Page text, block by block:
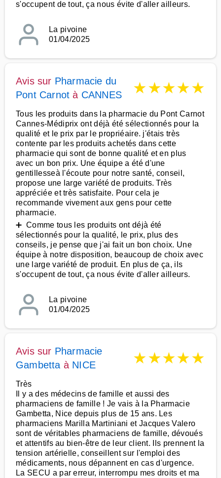
s'occupent de tout, ça nous évite d'aller ailleurs.
La pivoine
01/04/2025
Avis sur Pharmacie du
Pont Carnot à CANNES ★★★★★
Tous les produits dans la pharmacie du Pont Carnot
Cannes-Médiprix ont déjà été sélectionnés pour la
qualité et le prix par le propriéaire. j'étais très
contente par les produits achetés dans cette
pharmacie qui sont de bonne qualité et en plus
avec un bon prix. Une équipe a été d'une
gentillesseà l'écoute pour notre santé, conseil,
propose une large variété de produits. Très
appréciée et très satisfaite. Pour cela je
recommande vivement aux gens pour cette
pharmacie.
➕ Comme tous les produits ont déjà été
sélectionnés pour la qualité, le prix, plus des
conseils, je pense que j'ai fait un bon choix. Une
équipe à notre disposition, beaucoup de choix avec
une large variété de produit. En plus de ça, ils
s'occupent de tout, ça nous évite d'aller ailleurs.
La pivoine
01/04/2025
Avis sur Pharmacie
Gambetta à NICE ★★★★★
Très
Il y a des médecins de famille et aussi des
pharmaciens de famille ! Je vais à la Pharmacie
Gambetta, Nice depuis plus de 15 ans. Les
pharmaciens Marilla Martiniani et Jacques Valero
sont de véritables pharmaciens de famille, dévoués
et attentifs au bien-être de leur client. Ils prennent la
tension artérielle, conseillent sur l'emploi des
médicaments, nous dépannent en cas d'urgence.
La SECU a par erreur, interrompu mes droits et ma